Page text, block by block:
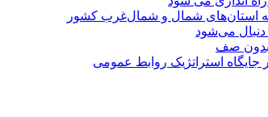
استان‌های شمال و شمال‌غرب کشور
بدون صف
جایگاه استراتژیک روابط عمومی